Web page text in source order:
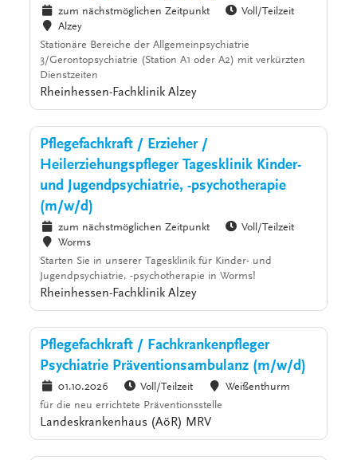
zum nächstmöglichen Zeitpunkt
Voll/Teilzeit
Alzey
Stationäre Bereiche der Allgemeinpsychiatrie
3/Gerontopsychiatrie (Station A1 oder A2) mit verkürzten
Dienstzeiten
Rheinhessen-Fachklinik Alzey
Pflegefachkraft / Erzieher /
Heilerziehungspfleger Tagesklinik Kinder-
und Jugendpsychiatrie, -psychotherapie
(m/w/d)
zum nächstmöglichen Zeitpunkt
Voll/Teilzeit
Worms
Starten Sie in unserer Tagesklinik für Kinder- und
Jugendpsychiatrie, -psychotherapie in Worms!
Rheinhessen-Fachklinik Alzey
Pflegefachkraft / Fachkrankenpfleger
Psychiatrie Präventionsambulanz (m/w/d)
01.10.2026 Voll/Teilzeit
Weißenthurm
für die neu errichtete Präventionsstelle
Landeskrankenhaus (AöR) MRV